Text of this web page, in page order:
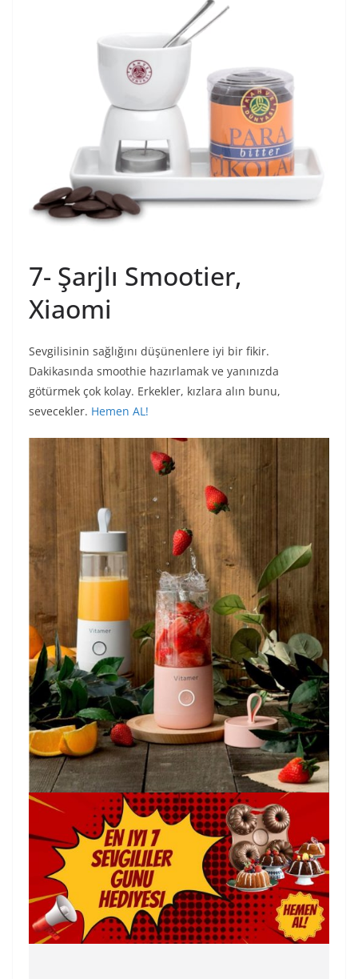
7- Şarjlı Smootier,
Xiaomi
Sevgilisinin sağlığını düşünenlere iyi bir fikir.
Dakikasında smoothie hazırlamak ve yanınızda
götürmek çok kolay. Erkekler, kızlara alın bunu,
sevecekler. Hemen AL!